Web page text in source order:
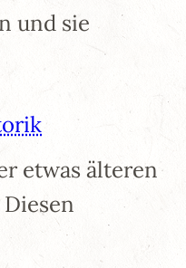
und sie
etwas älteren